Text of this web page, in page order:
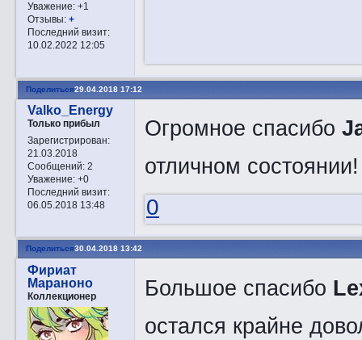
Уважение: +1
Отзывы: +
Последний визит:
10.02.2022 12:05
Поделиться29.04.2018 17:12
Valko_Energy
Только прибыл
Зарегистрирован:
21.03.2018
Сообщений:2
Уважение: +0
Последний визит:
06.05.2018 13:48
Огромное спасибо
отличном состоянии!
0
Поделиться30.04.2018 13:42
Фириат
Мараноно
Коллекционер Большое спасибо
остался крайне